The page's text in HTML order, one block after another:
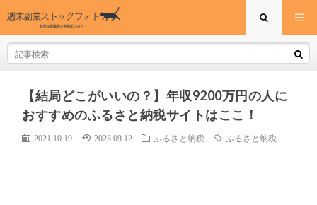
【結局どこがいいの？】年収9200万円の人に
おすすめのふるさと納税サイトはここ！
2021.10.19 2023.09.12 ふるさと納税 ふるさと納税